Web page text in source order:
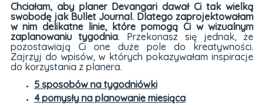
Chciałam, aby planer Devangari dawał Ci tak wielką
swobodę jak Bullet Journal. Dlatego zaprojektowałam
w nim delikatne linie, które pomogą Ci w wizualnym
zaplanowaniu tygodnia. Przekonasz się jednak, że
pozostawiają Ci one duże pole do kreatywności.
Zajrzyj do wpisów, w których pokazywałam inspiracje
do korzystania z planera.
5 sposobów na tygodniówki
4 pomysły na planowanie miesiąca